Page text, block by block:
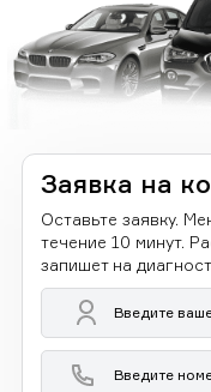
Заявка на
Оставьте заявку.
течение 10 минут.
запишет на